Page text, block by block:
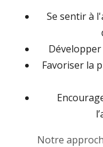
Se sentir à
Développer
Favoriser la
Notre